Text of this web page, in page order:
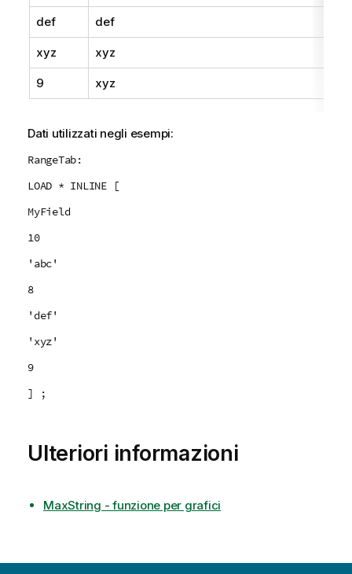
m
def def
xyz xyz
9 xyz
Dati utilizzati negli esempi:
RangeTab:
LOAD * INLINE [
MyField
10
'abc'
8
'def'
'xyz'
9
] ;
Ulteriori informazioni
MaxString - funzione per grafici